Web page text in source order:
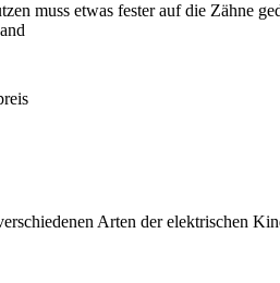
muss etwas fester auf die Zähne
Arten der elektrischen